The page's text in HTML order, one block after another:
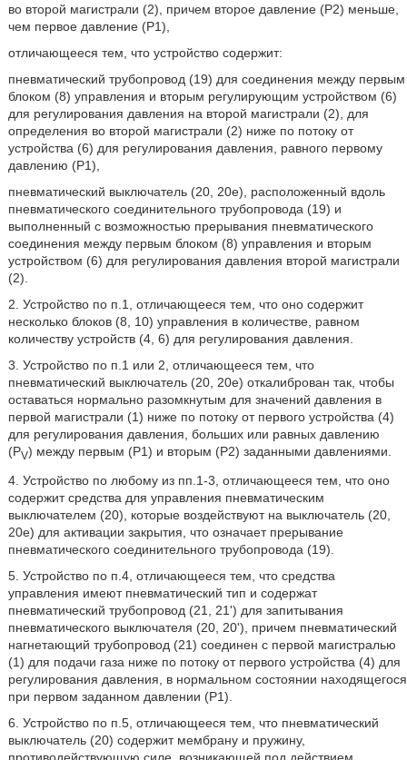
во второй магистрали (2), причем второе давление (Р2) меньше,
чем первое давление (Р1),
отличающееся тем, что устройство содержит:
пневматический трубопровод (19) для соединения между первым
блоком (8) управления и вторым регулирующим устройством (6)
для регулирования давления на второй магистрали (2), для
определения во второй магистрали (2) ниже по потоку от
устройства (6) для регулирования давления, равного первому
давлению (Р1),
пневматический выключатель (20, 20е), расположенный вдоль
пневматического соединительного трубопровода (19) и
выполненный с возможностью прерывания пневматического
соединения между первым блоком (8) управления и вторым
устройством (6) для регулирования давления второй магистрали
(2).
2. Устройство по п.1, отличающееся тем, что оно содержит
несколько блоков (8, 10) управления в количестве, равном
количеству устройств (4, 6) для регулирования давления.
3. Устройство по п.1 или 2, отличающееся тем, что
пневматический выключатель (20, 20е) откалиброван так, чтобы
оставаться нормально разомкнутым для значений давления в
первой магистрали (1) ниже по потоку от первого устройства (4)
для регулирования давления, больших или равных давлению
(PV) между первым (Р1) и вторым (Р2) заданными давлениями.
4. Устройство по любому из пп.1-3, отличающееся тем, что оно
содержит средства для управления пневматическим
выключателем (20), которые воздействуют на выключатель (20,
20е) для активации закрытия, что означает прерывание
пневматического соединительного трубопровода (19).
5. Устройство по п.4, отличающееся тем, что средства
управления имеют пневматический тип и содержат
пневматический трубопровод (21, 21') для запитывания
пневматического выключателя (20, 20'), причем пневматический
нагнетающий трубопровод (21) соединен с первой магистралью
(1) для подачи газа ниже по потоку от первого устройства (4) для
регулирования давления, в нормальном состоянии находящегося
при первом заданном давлении (Р1).
6. Устройство по п.5, отличающееся тем, что пневматический
выключатель (20) содержит мембрану и пружину,
противодействующую силе, возникающей под действием